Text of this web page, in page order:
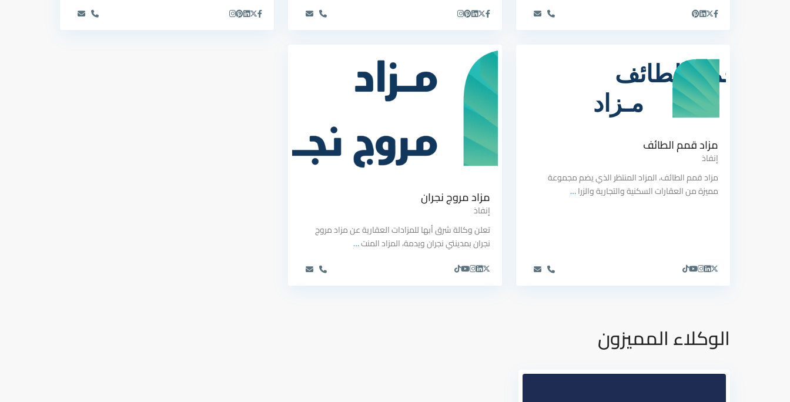
مزاد قمم الطائف
إنفاذ
مزاد قمم الطائف، المزاد المنتظر الذي يضم مجموعة
مميزة من العقارات السكنية والتجارية والزرا… مزاد مروج نجران
إنفاذ
تعلن وكالة شرق أبها للمزادات العقارية عن مزاد مروج
نجران بمدينتي نجران ويدمة، المزاد المنت…
الوكلاء المميزون